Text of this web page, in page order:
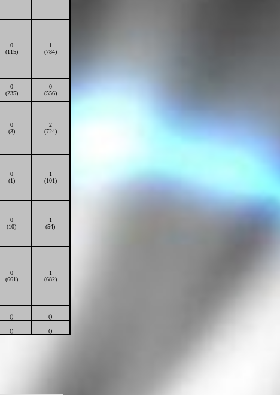
0
(115)
1
(784)
0
(235)
0
(556)
0
(3)
2
(724)
0
(1)
1
(101)
0
(10)
1
(54)
0
(661)
1
(682)
()
()
() ()